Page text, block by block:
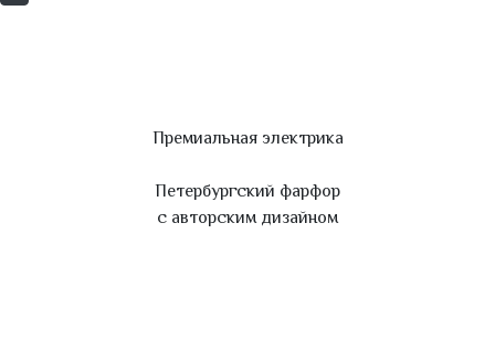
Премиальная электрика
Петербургский фарфор
с авторским дизайном